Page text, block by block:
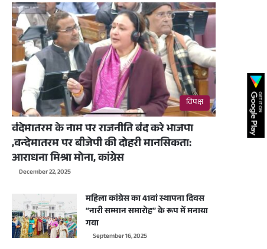
विपक्ष
वंदेमातरम के नाम पर राजनीति बंद करे भाजपा
,वन्देमातरम पर बीजेपी की दोहरी मानसिकता:
आराधना मिश्रा मोना, कांग्रेस
December 22, 2025
महिला कांग्रेस का 41वां स्थापना दिवस
“नारी सम्मान समारोह” के रूप में मनाया
गया
September 16, 2025